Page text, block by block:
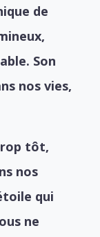
de
Son
nos vies,
tôt,
nos
qui
ne